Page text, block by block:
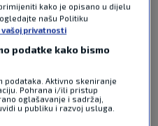
kako je opisano u dijelu
našu Politiku
vašoj privatnosti
podatke kako bismo
podataka. Aktivno skeniranje
Pohrana i/ili pristup
oglašavanje i sadržaj,
u publiku i razvoj usluga.